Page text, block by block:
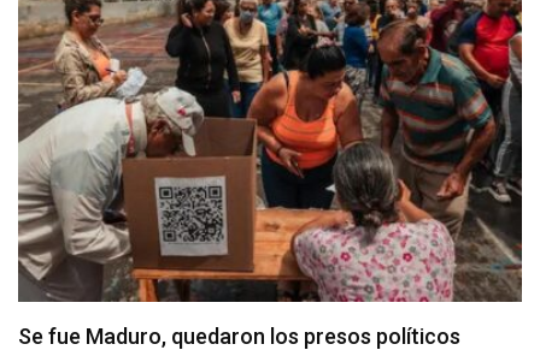
Se fue Maduro, quedaron los presos políticos